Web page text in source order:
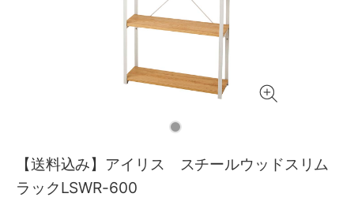
【送料込み】アイリス スチールウッドスリム
ラックLSWR-600